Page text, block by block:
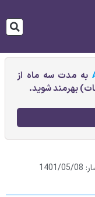
به مدت سه ماه از
بهرمند شوید.
1401/05/08